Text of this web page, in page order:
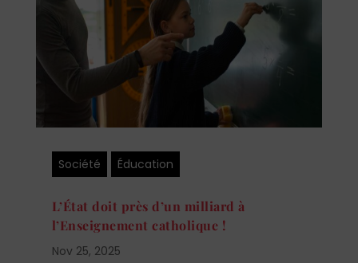
Société Éducation
L’État doit près d’un milliard à
l’Enseignement catholique !
Nov 25, 2025